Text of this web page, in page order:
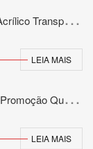
M
Esa De Centro De Design De Moda Com Acrílico Transparente E Aço Inoxidável
LEIA MAIS
M
Esa Lateral Acrílica De Alta Qualidade Em Promoção Quente
LEIA MAIS